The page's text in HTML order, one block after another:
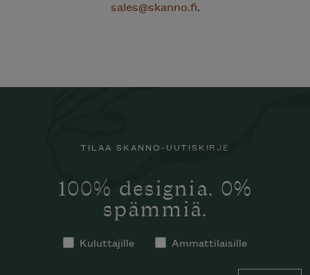
sales@skanno.fi.
TILAA SKANNO-UUTISKIRJE
100% designia. 0%
spämmiä.
Kuluttajille Ammattilaisille